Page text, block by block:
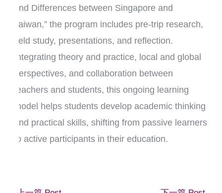
and Differences between Singapore and
Taiwan,” the program includes pre-trip research,
field study, presentations, and reflection.
Integrating theory and practice, local and global
perspectives, and collaboration between
teachers and students, this ongoing learning
model helps students develop academic thinking
and practical skills, shifting from passive learners
to active participants in their education.